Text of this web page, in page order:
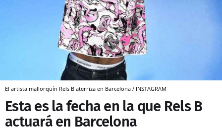
El artista mallorquín Rels B aterriza en Barcelona / INSTAGRAM
Esta es la fecha en la que Rels B
actuará en Barcelona